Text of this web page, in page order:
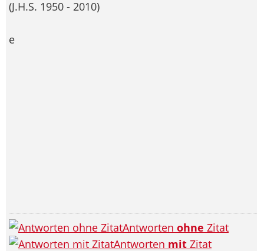
(J.H.S. 1950 - 2010)
e
Antworten ohne Zitat
Antworten mit Zitat